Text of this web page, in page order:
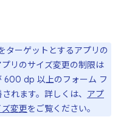
ターゲットとするアプリの
リのサイズ変更の制限は
600 dp 以上のフォーム フ
れます。詳しくは、 アプ
変更をご覧ください。